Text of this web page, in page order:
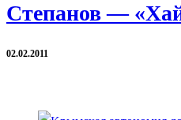
Степанов —
02.02.2011